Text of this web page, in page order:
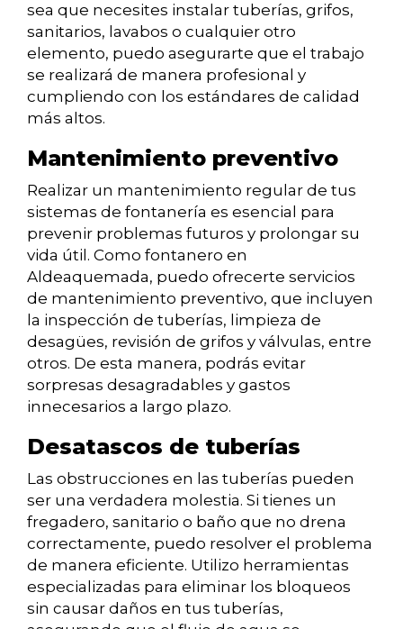
sea que necesites instalar tuberías, grifos,
sanitarios, lavabos o cualquier otro
elemento, puedo asegurarte que el trabajo
se realizará de manera profesional y
cumpliendo con los estándares de calidad
más altos.
Mantenimiento preventivo
Realizar un mantenimiento regular de tus
sistemas de fontanería es esencial para
prevenir problemas futuros y prolongar su
vida útil. Como fontanero en
Aldeaquemada, puedo ofrecerte servicios
de mantenimiento preventivo, que incluyen
la inspección de tuberías, limpieza de
desagües, revisión de grifos y válvulas, entre
otros. De esta manera, podrás evitar
sorpresas desagradables y gastos
innecesarios a largo plazo.
Desatascos de tuberías
Las obstrucciones en las tuberías pueden
ser una verdadera molestia. Si tienes un
fregadero, sanitario o baño que no drena
correctamente, puedo resolver el problema
de manera eficiente. Utilizo herramientas
especializadas para eliminar los bloqueos
sin causar daños en tus tuberías,